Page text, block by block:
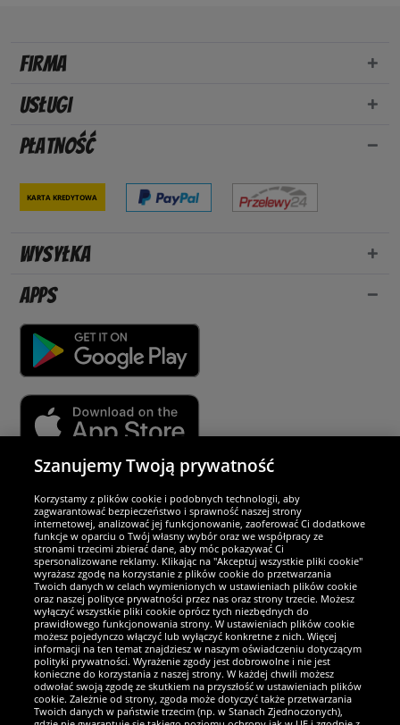
Firma
Usługi
Płatność
Karta kredytowa
Wysyłka
Apps
Partnerzy i bezpieczeństwo
Jesteśmy wyjątkowi
Szanujemy Twoją prywatność
Korzystamy z plików cookie i podobnych technologii, aby
zagwarantować bezpieczeństwo i sprawność naszej strony
internetowej, analizować jej funkcjonowanie, zaoferować Ci dodatkowe
funkcje w oparciu o Twój własny wybór oraz we współpracy ze
stronami trzecimi zbierać dane, aby móc pokazywać Ci
spersonalizowane reklamy. Klikając na "Akceptuj wszystkie pliki cookie"
wyrażasz zgodę na korzystanie z plików cookie do przetwarzania
Twoich danych w celach wymienionych w ustawieniach plików cookie
oraz naszej polityce prywatności przez nas oraz strony trzecie. Możesz
wyłączyć wszystkie pliki cookie oprócz tych niezbędnych do
prawidłowego funkcjonowania strony. W ustawieniach plików cookie
możesz pojedynczo włączyć lub wyłączyć konkretne z nich. Więcej
informacji na ten temat znajdziesz w naszym oświadczeniu dotyczącym
polityki prywatności. Wyrażenie zgody jest dobrowolne i nie jest
konieczne do korzystania z naszej strony. W każdej chwili możesz
odwołać swoją zgodę ze skutkiem na przyszłość w ustawieniach plików
cookie. Zależnie od strony, zgoda może dotyczyć także przetwarzania
Twoich danych w państwie trzecim (np. w Stanach Zjednoczonych),